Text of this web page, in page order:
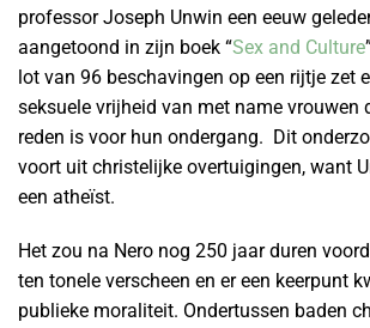
professor Joseph Unwin een eeuw
aangetoond in zijn boek “Sex and Culture
lot van 96 beschavingen op een rijtje zet
seksuele vrijheid van met name vrouwen
reden is voor hun ondergang. Dit
voort uit christelijke overtuigingen, want
een atheïst.
Het zou na Nero nog 250 jaar duren
ten tonele verscheen en er een keerpunt
publieke moraliteit. Ondertussen baden